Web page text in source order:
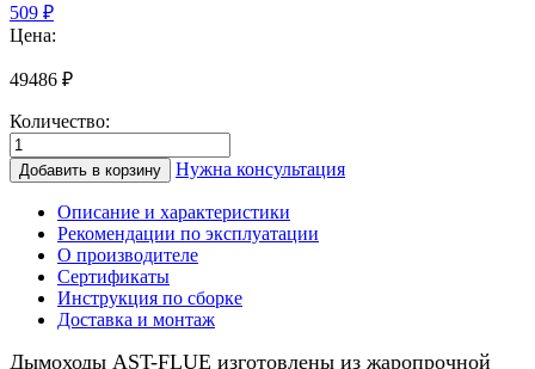
509 ₽
Цена:
49486 ₽
Количество:
Количество
товара
Дымоход
котла
нерж.,
150/200мм,
Добавить в корзину Нужна консультация
Описание и характеристики
Рекомендации по эксплуатации
О производителе
Сертификаты
Инструкция по сборке
Доставка и монтаж
Дымоходы AST-FLUE изготовлены из жаропрочной